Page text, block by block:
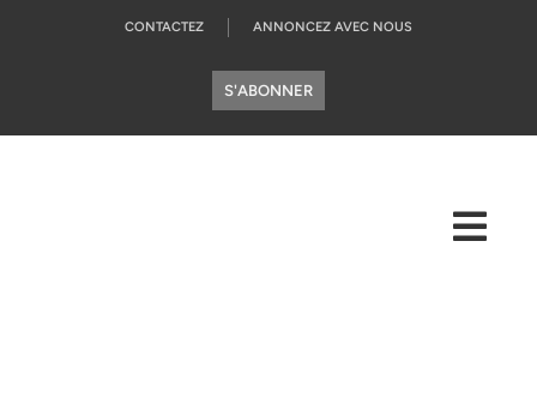
CONTACTEZ ANNONCEZ AVEC NOUS
S'ABONNER